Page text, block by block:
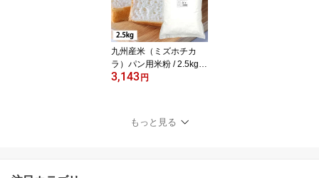
九州産米（ミズホチカ
ラ）パン用米粉 / 2.5kg【
富澤商店 公式 】
3,143 円
もっと見る